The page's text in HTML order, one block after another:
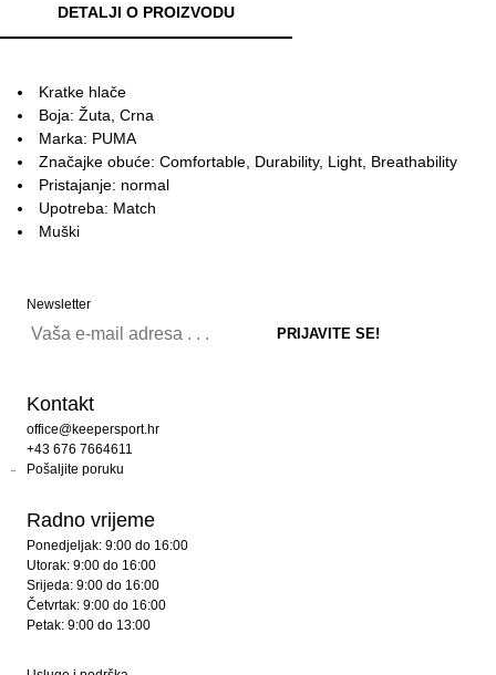
DETALJI O PROIZVODU
Kratke hlače
Boja: Žuta, Crna
Marka: PUMA
Značajke obuće: Comfortable, Durability, Light, Breathability
Pristajanje: normal
Upotreba: Match
Muški
Newsletter
Kontakt
office@keepersport.hr
+43 676 7664611
Pošaljite poruku
Radno vrijeme
Ponedjeljak: 9:00 do 16:00
Utorak: 9:00 do 16:00
Srijeda: 9:00 do 16:00
Četvrtak: 9:00 do 16:00
Petak: 9:00 do 13:00